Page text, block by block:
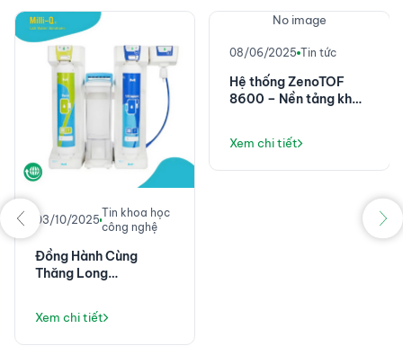
03/10/2025
Tin khoa học
công nghệ
Đồng Hành Cùng
Thăng Long
Chỉ Là Máy Lọc Nước,
Mà Là Giải Pháp Vận
Hành Phòng Thí
Xem chi tiết
No image
08/06/2025 Tin tức
Hệ thống ZenoTOF
8600 – Nền tảng khối
độ nhạy đột phá
Xem chi tiết